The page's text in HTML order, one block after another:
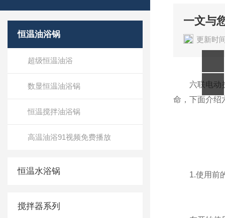
恒温油浴锅
超级恒温油浴
数显恒温油浴锅
恒温搅拌油浴锅
高温油浴91视频免费播放
恒温水浴锅
搅拌器系列
一文与
更新时
六联电动搅拌
命，下面介绍
1.使用前